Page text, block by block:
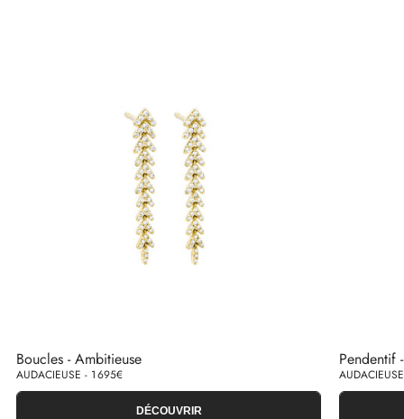
Boucles - Ambitieuse
AUDACIEUSE - 1 695€
DÉCOUVRIR
Pendentif